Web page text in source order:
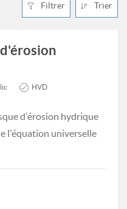
Filtrer Trier
d'érosion
HVD
d'érosion hydrique
l'équation universelle